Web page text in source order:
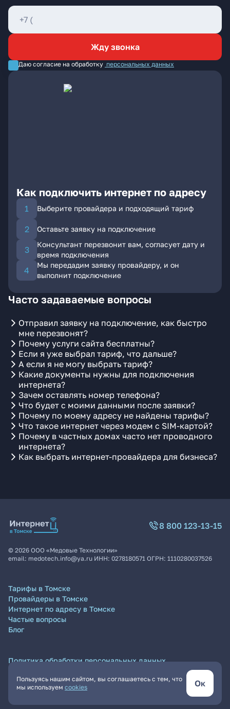
Жду звонка
Даю согласие на обработку персональных данных
Как подключить интернет по адресу
Выберите провайдера и подходящий тариф
Оставьте заявку на подключение
Консультант перезвонит вам, согласует дату и
время подключения
Мы передадим заявку провайдеру, и он
выполнит подключение
Часто задаваемые вопросы
Отправил заявку на подключение, как быстро
мне перезвонят?
Почему услуги сайта бесплатны?
Если я уже выбрал тариф, что дальше?
А если я не могу выбрать тариф?
Какие документы нужны для подключения
интернета?
Зачем оставлять номер телефона?
Что будет с моими данными после заявки?
Почему по моему адресу не найдены тарифы?
Что такое интернет через модем с SIM-картой?
Почему в частных домах часто нет проводного
интернета?
Как выбрать интернет-провайдера для бизнеса?
Пользуясь нашим сайтом, вы соглашаетесь с тем, что
мы используем cookies Ок
8 800 123-13-15
© 2026 ООО «Медовые Технологии»
email: medotech.info@ya.ru ИНН: 0278180571 ОГРН: 1110280037526
Тарифы в Томске
Провайдеры в Томске
Интернет по адресу в Томске
Частые вопросы
Блог
Политика обработки персональных данных
Пользовательское соглашение